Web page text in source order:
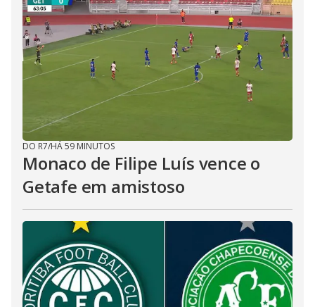
DO R7/HÁ 59 MINUTOS
Monaco de Filipe Luís vence o
Getafe em amistoso